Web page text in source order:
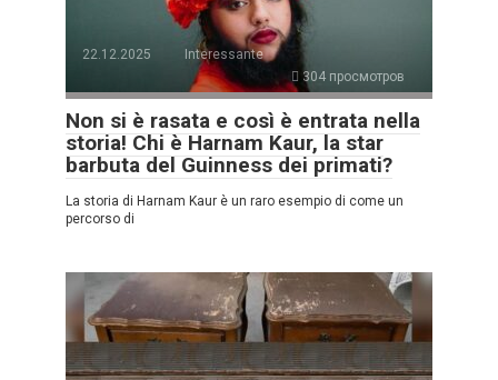
22.12.2025
Interessante
304 просмотров
Non si è rasata e così è entrata nella
storia! Chi è Harnam Kaur, la star
barbuta del Guinness dei primati?
La storia di Harnam Kaur è un raro esempio di come un
percorso di